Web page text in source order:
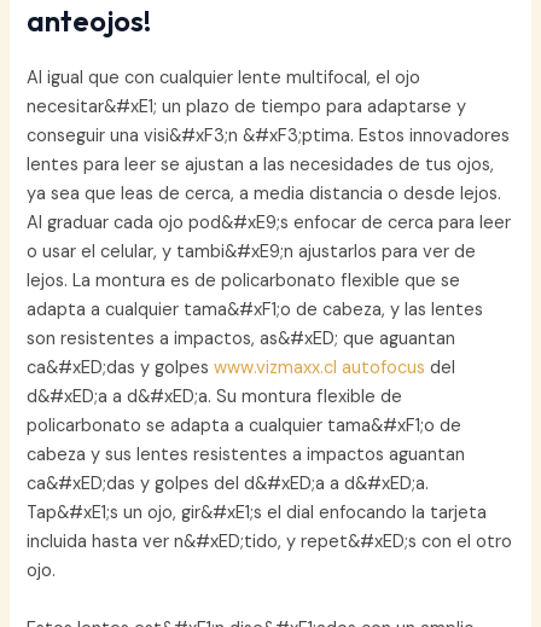
anteojos!
Al igual que con cualquier lente multifocal, el ojo
necesitar&#xE1; un plazo de tiempo para adaptarse y
conseguir una visi&#xF3;n &#xF3;ptima. Estos innovadores
lentes para leer se ajustan a las necesidades de tus ojos,
ya sea que leas de cerca, a media distancia o desde lejos.
Al graduar cada ojo pod&#xE9;s enfocar de cerca para leer
o usar el celular, y tambi&#xE9;n ajustarlos para ver de
lejos. La montura es de policarbonato flexible que se
adapta a cualquier tama&#xF1;o de cabeza, y las lentes
son resistentes a impactos, as&#xED; que aguantan
ca&#xED;das y golpeswww.vizmaxx.cl autofocus del
d&#xED;a a d&#xED;a. Su montura flexible de
policarbonato se adapta a cualquier tama&#xF1;o de
cabeza y sus lentes resistentes a impactos aguantan
ca&#xED;das y golpes del d&#xED;a a d&#xED;a.
Tap&#xE1;s un ojo, gir&#xE1;s el dial enfocando la tarjeta
incluida hasta ver n&#xED;tido, y repet&#xED;s con el otro
ojo.